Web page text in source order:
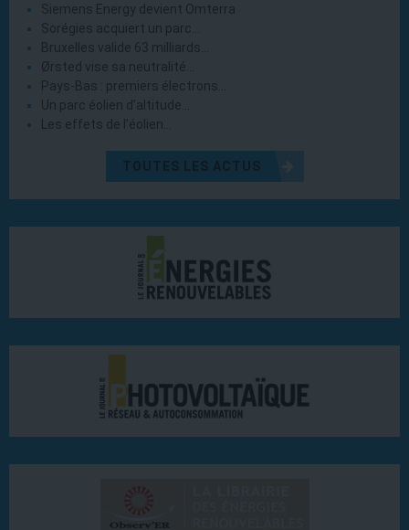
Siemens Energy devient Omterra
Sorégies acquiert un parc…
Bruxelles valide 63 milliards…
Ørsted vise sa neutralité…
Pays-Bas : premiers électrons…
Un parc éolien d’altitude…
Les effets de l’éolien…
TOUTES LES ACTUS